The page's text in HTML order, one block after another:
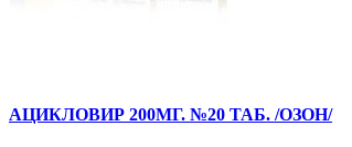
АЦИКЛОВИР 200МГ. №20 ТАБ. /ОЗОН/